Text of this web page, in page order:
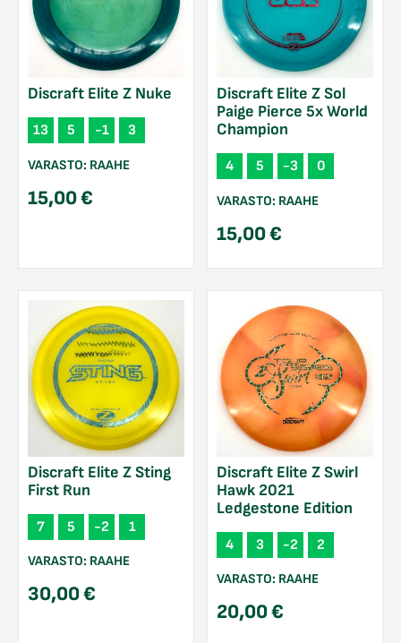
Discraft Elite Z Nuke
13 5 -1 3
VARASTO: RAAHE
15,00€
Discraft Elite Z Sol
Paige Pierce 5x World
Champion
4 5 -3 0
VARASTO: RAAHE
15,00€
Discraft Elite Z Sting
First Run
7 5 -2 1
VARASTO: RAAHE
30,00€
Discraft Elite Z Swirl
Hawk 2021
Ledgestone Edition
4 3 -2 2
VARASTO: RAAHE
20,00€